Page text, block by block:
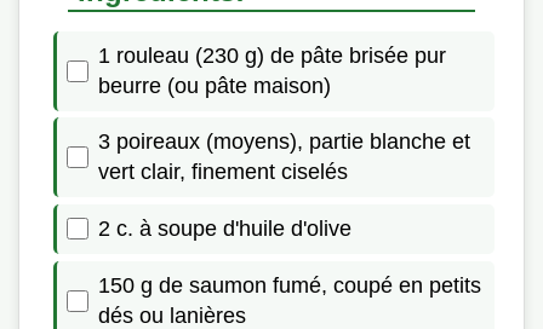
1 rouleau (230 g) de pâte brisée pur
beurre (ou pâte maison)
3 poireaux (moyens), partie blanche et
vert clair, finement ciselés
2 c. à soupe d'huile d'olive
150 g de saumon fumé, coupé en petits
dés ou lanières